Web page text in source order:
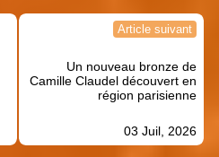
Article suivant
Un nouveau bronze de
Camille Claudel découvert en
région parisienne
03 Juil, 2026